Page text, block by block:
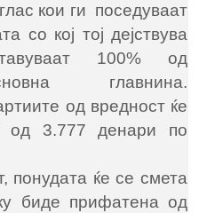
кои ги поседуваат
со кој тој дејствува
100% од
главнина.
од вредност ќе
3.777 денари по
понудата ќе се смета
биде прифатена од